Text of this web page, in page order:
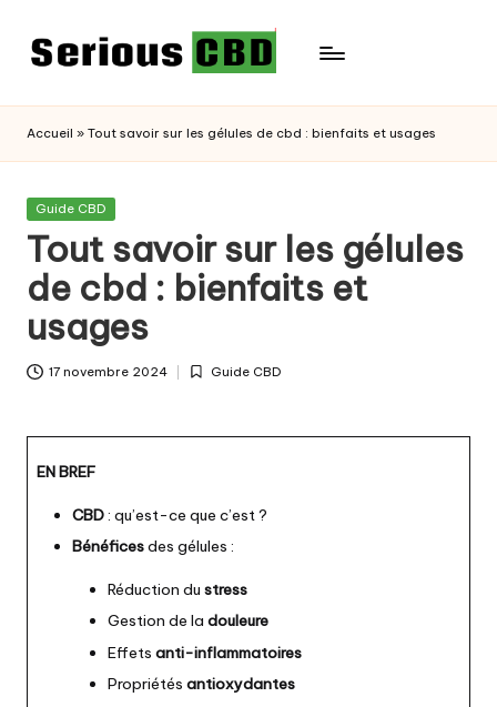
Accueil » Tout savoir sur les gélules de cbd : bienfaits et usages
Posted
Guide CBD
Tout savoir sur les gélules
de cbd : bienfaits et
usages
17 novembre 2024
Posted
Guide CBD
EN BREF
CBD: qu’est-ce que c’est ?
Bénéficesdes gélules :
Réduction du stress
Gestion de la douleure
Effets anti-inflammatoires
Propriétés antioxydantes